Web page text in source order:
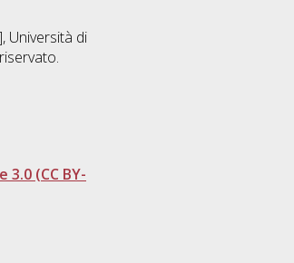
Università di
(CC BY-